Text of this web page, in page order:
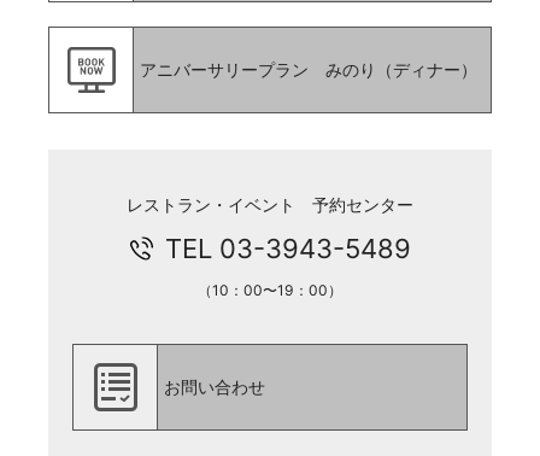
アニバーサリープラン みのり（ディナー）
レストラン・イベント 予約センター
TEL 03-3943-5489
（10：00〜19：00）
お問い合わせ